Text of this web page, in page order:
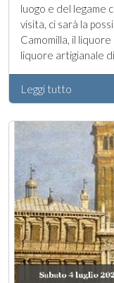
luogo e del legame
visita, ci sarà la
Camomilla, il
liquore artigianale
Leggi tutto